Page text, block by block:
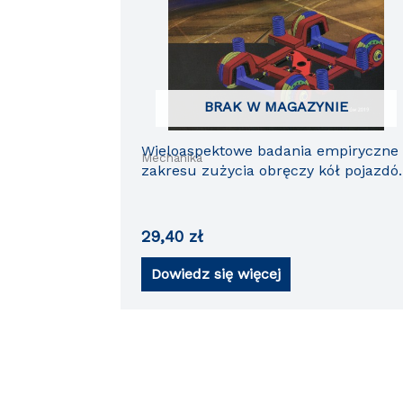
BRAK W MAGAZYNIE
Mechanika
Wieloaspektowe badania empiryczne
zakresu zużycia obręczy kół
29,40 zł
Dowiedz się więcej